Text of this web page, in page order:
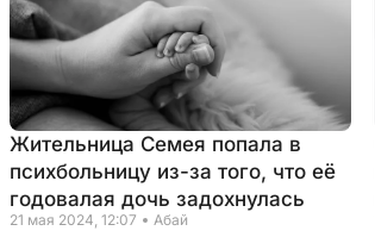
Жительница Семея попала в
психбольницу из-за того, что её
годовалая дочь задохнулась
21 мая 2024, 12:07 Абай